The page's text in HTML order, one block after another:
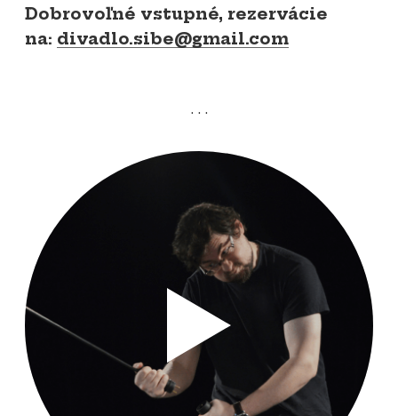
Dobrovoľné vstupné, rezervácie
na: divadlo.sibe@gmail.com